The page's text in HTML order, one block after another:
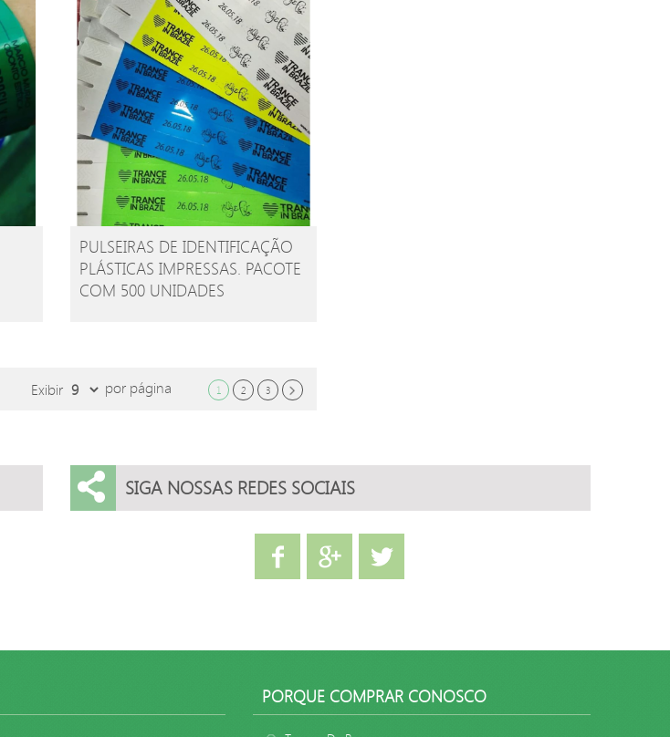
PULSEIRAS DE IDENTIFICAÇÃO
PLÁSTICAS IMPRESSAS. PACOTE
COM 500 UNIDADES
Exibir por página 1 2 3
SIGA NOSSAS REDES SOCIAIS
PORQUE COMPRAR CONOSCO